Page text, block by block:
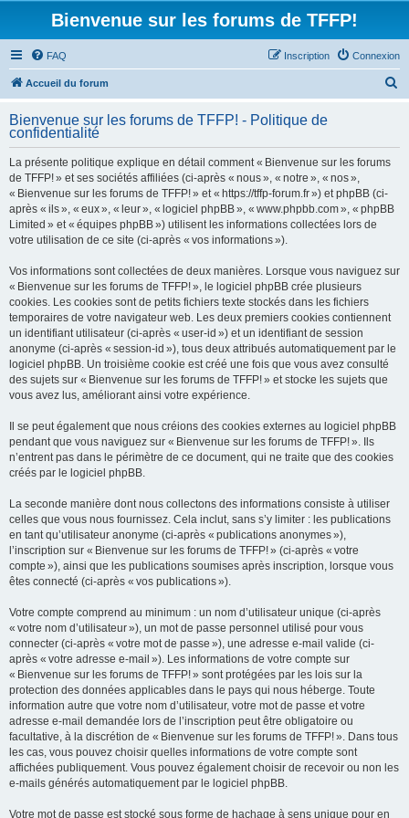
Bienvenue sur les forums de TFFP!
FAQ Connexion
Inscription
Accueil du forum
h
Bienvenue sur les forums de TFFP! - Politique de
confidentialité
La présente politique explique en détail comment « Bienvenue sur les forums
de TFFP! » et ses sociétés affiliées (ci-après « nous », « notre », « nos »,
« Bienvenue sur les forums de TFFP! » et « https://tffp-forum.fr ») et phpBB (ci-
après « ils », « eux », « leur », « logiciel phpBB », « www.phpbb.com », « phpBB
Limited » et « équipes phpBB ») utilisent les informations collectées lors de
votre utilisation de ce site (ci-après « vos informations »).
Vos informations sont collectées de deux manières. Lorsque vous naviguez sur
« Bienvenue sur les forums de TFFP! », le logiciel phpBB crée plusieurs
cookies. Les cookies sont de petits fichiers texte stockés dans les fichiers
temporaires de votre navigateur web. Les deux premiers cookies contiennent
un identifiant utilisateur (ci-après « user-id ») et un identifiant de session
anonyme (ci-après « session-id »), tous deux attribués automatiquement par le
logiciel phpBB. Un troisième cookie est créé une fois que vous avez consulté
des sujets sur « Bienvenue sur les forums de TFFP! » et stocke les sujets que
vous avez lus, améliorant ainsi votre expérience.
Il se peut également que nous créions des cookies externes au logiciel phpBB
pendant que vous naviguez sur « Bienvenue sur les forums de TFFP! ». Ils
n’entrent pas dans le périmètre de ce document, qui ne traite que des cookies
créés par le logiciel phpBB.
La seconde manière dont nous collectons des informations consiste à utiliser
celles que vous nous fournissez. Cela inclut, sans s’y limiter : les publications
en tant qu’utilisateur anonyme (ci-après « publications anonymes »),
l’inscription sur « Bienvenue sur les forums de TFFP! » (ci-après « votre
compte »), ainsi que les publications soumises après inscription, lorsque vous
êtes connecté (ci-après « vos publications »).
Votre compte comprend au minimum : un nom d’utilisateur unique (ci-après
« votre nom d’utilisateur »), un mot de passe personnel utilisé pour vous
connecter (ci-après « votre mot de passe »), une adresse e-mail valide (ci-
après « votre adresse e-mail »). Les informations de votre compte sur
« Bienvenue sur les forums de TFFP! » sont protégées par les lois sur la
protection des données applicables dans le pays qui nous héberge. Toute
information autre que votre nom d’utilisateur, votre mot de passe et votre
adresse e-mail demandée lors de l’inscription peut être obligatoire ou
facultative, à la discrétion de « Bienvenue sur les forums de TFFP! ». Dans tous
les cas, vous pouvez choisir quelles informations de votre compte sont
affichées publiquement. Vous pouvez également choisir de recevoir ou non les
e-mails générés automatiquement par le logiciel phpBB.
Votre mot de passe est stocké sous forme de hachage à sens unique pour en